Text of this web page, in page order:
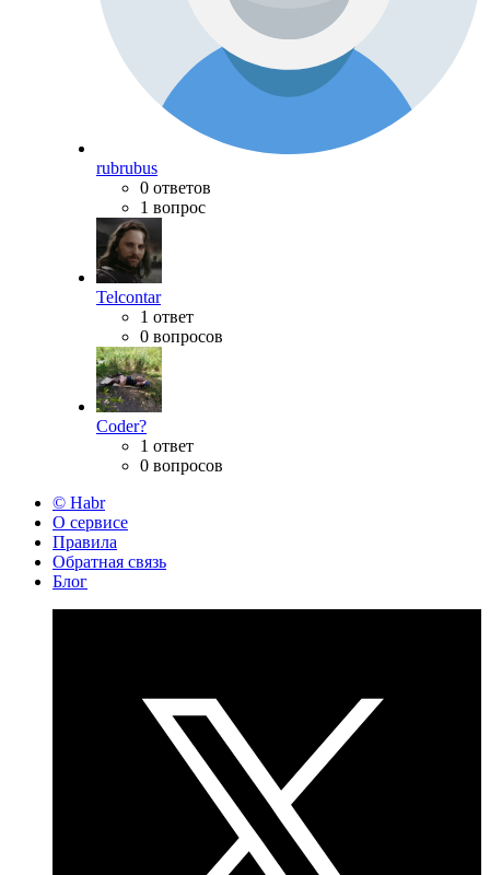
rubrubus
0 ответов
1 вопрос
Telcontar
1 ответ
0 вопросов
Coder?
1 ответ
0 вопросов
© Habr
О сервисе
Правила
Обратная связь
Блог